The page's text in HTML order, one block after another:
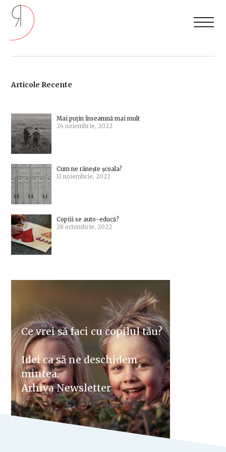
Articole Recente
Mai puțin înseamnă mai mult
24 noiembrie, 2022
Cum ne rănește școala?
11 noiembrie, 2022
Copiii se auto-educă?
28 octombrie, 2022
Ce vrei să faci cu copilul tău?
Idei ca să ne deschidem
mintea.
Arhiva Newsletter